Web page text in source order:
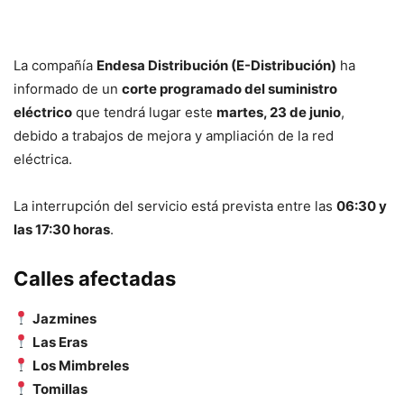
La compañía Endesa Distribución (E-Distribución) ha
informado de un corte programado del suministro
eléctrico que tendrá lugar este martes, 23 de junio,
debido a trabajos de mejora y ampliación de la red
eléctrica.
La interrupción del servicio está prevista entre las 06:30 y
las 17:30 horas.
Calles afectadas
Jazmines
Las Eras
Los Mimbreles
Tomillas